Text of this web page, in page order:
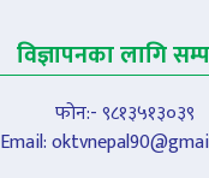
विज्ञापनका लागि
फोन:- ९८१३५१३०३९
Email: